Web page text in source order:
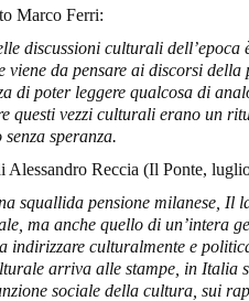
Marco Ferri:
discussioni culturali dell’epoca
viene da pensare ai discorsi
di poter leggere qualcosa di
questi vezzi culturali erano un
speranza.
Alessandro Reccia (Il Ponte,
squallida pensione milanese, Il
ma anche quello di un’intera
indirizzare culturalmente e
arriva alle stampe, in Italia
sociale della cultura, sui